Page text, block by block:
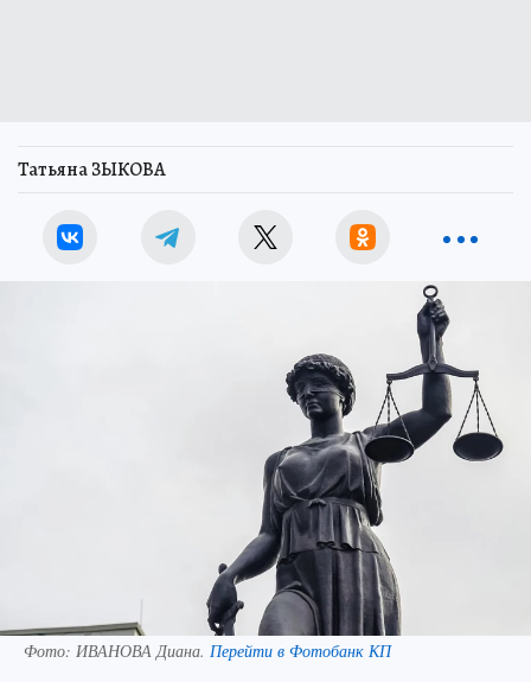
Татьяна ЗЫКОВА
Фото: ИВАНОВА Диана. Перейти в Фотобанк КП